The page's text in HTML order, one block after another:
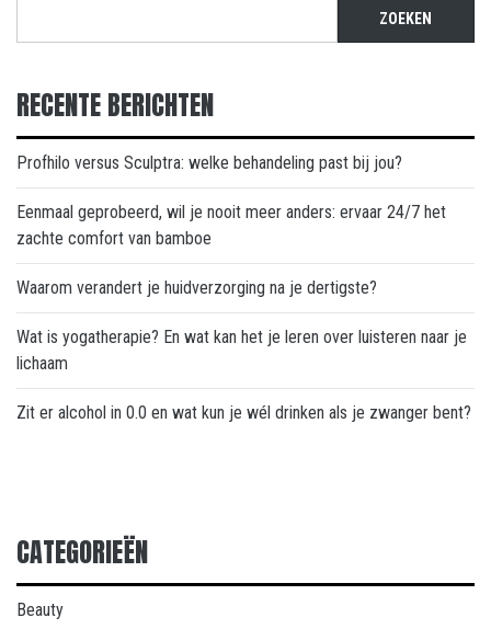
ZOEKEN
RECENTE BERICHTEN
Profhilo versus Sculptra: welke behandeling past bij jou?
Eenmaal geprobeerd, wil je nooit meer anders: ervaar 24/7 het
zachte comfort van bamboe
Waarom verandert je huidverzorging na je dertigste?
Wat is yogatherapie? En wat kan het je leren over luisteren naar je
lichaam
Zit er alcohol in 0.0 en wat kun je wél drinken als je zwanger bent?
CATEGORIEËN
Beauty